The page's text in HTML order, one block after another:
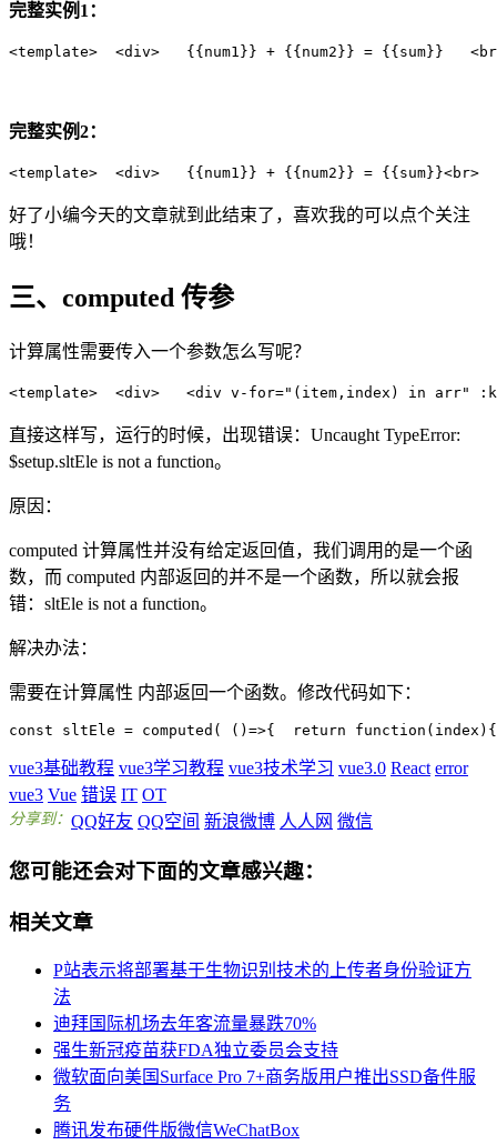
完整实例1：
<template> <div>
   {{num1}} + {{num2}} = {{sum}}
<br
完整实例2：
<template> <div>
   {{num1}} + {{num2}} = {{sum}}
<br>
好了小编今天的文章就到此结束了，喜欢我的可以点个关注
哦！
三、computed 传参
计算属性需要传入一个参数怎么写呢？
<template> <div> <div v-for="(item,index) in arr"
直接这样写，运行的时候，出现错误： Uncaught TypeError:
$setup.sltEle is not a function。
原因：
computed 计算属性并没有给定返回值，我们调用的是一个函
数，而 computed 内部返回的并不是一个函数，所以就会报
错： sltEle is not a function。
解决办法：
需要在计算属性 内部返回一个函数。修改代码如下：
const sltEle = computed( () =>{ return function ( index )
vue3基础教程 vue3学习教程 vue3技术学习 vue3.0 React error
vue3 Vue 错误 IT OT
分享到： QQ好友 QQ空间 新浪微博 人人网 微信
您可能还会对下面的文章感兴趣：
相关文章
P站表示将部署基于生物识别技术的上传者身份验证方
法
迪拜国际机场去年客流量暴跌70%
强生新冠疫苗获FDA独立委员会支持
微软面向美国Surface Pro 7+商务版用户推出SSD备件服
务
腾讯发布硬件版微信WeChatBox